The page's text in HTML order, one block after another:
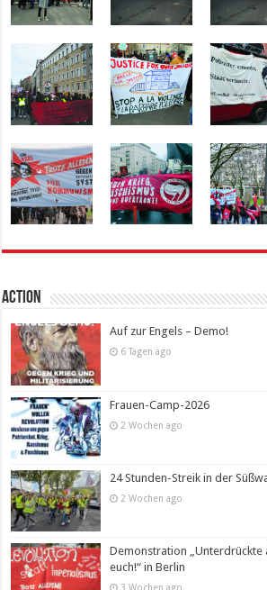
Action
Auf zur Engels – Demo!
6 Tagen ago
Frauen-Camp-2026
2 Wochen ago
24 Stunden-Streik in der
2 Wochen ago
Demonstration „Unterdrückte
euch!“ in Berlin
3 Wochen ago